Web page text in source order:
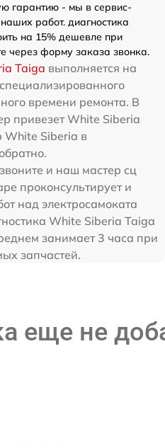
гарантию - мы в сервис-
работ. диагностика
на 15% дешевле при
через форму заказа звонка.
Taiga выполняется на
времени ремонта. В
привезет White Siberia
White Siberia в
и наш мастер сц
проконсультирует и
над электросамоката
White Siberia Taiga
занимает 3 часа при
запчастей.
еще не